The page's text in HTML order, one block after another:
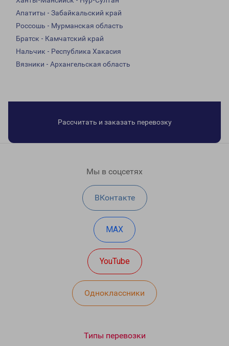
Апатиты - Забайкальский край
Россошь - Мурманская область
Братск - Камчатский край
Нальчик - Республика Хакасия
Вязники - Архангельская область
Рассчитать и заказать перевозку
Мы в соцсетях
ВКонтакте
MAX
YouTube
Одноклассники
Типы перевозки